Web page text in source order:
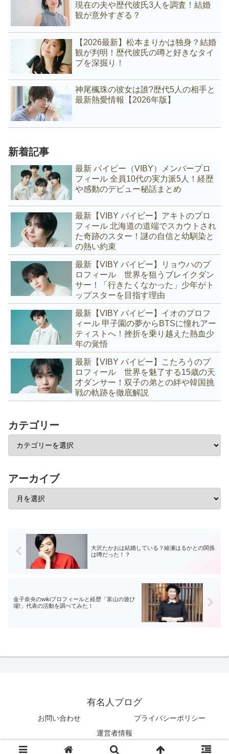
現在の夫や歴代彼氏3人を調査！結婚
観が意外すぎる？
【2026最新】松本まりかは独身？結婚
観が判明！歴代彼氏の噂と好きなタイ
プを深掘り！
神尾楓珠の彼女は誰?歴代5人の相手と
最新熱愛情報【2026年版】
新着記事
最新 バイビー（VIBY）メンバープロ
フィール 全員10代の実力派5人！経歴
や感動のデビュー秘話まとめ
最新【VIBY バイビー】アキトのプロ
フィール 北海道の道端でスカウトされ
た奇跡のスター！謎の自信と幼馴染と
の熱い約束
最新【VIBY バイビー】リョウハのプ
ロフィール 世界を狙うブレイクダン
サー！「行きたくなかった」少年がト
ップスターを目指す理由
最新【VIBY バイビー】イオのプロフ
ィール 甲子園の夢からBTSに憧れアー
ティストへ！挫折を乗り越えた熱血少
年の覚悟
最新【VIBY バイビー】こたろうのプ
ロフィール 世界を魅了する15歳の天
才ダンサー！双子の弟との絆や韓国挑
戦の軌跡を徹底解説
カテゴリー
アーカイブ
大沢たかおは結婚している？綾瀬はるかとの関係
は噂だった！？
金子奈央のwikiプロフィールと経歴「富山の遊び
場!」代表の活動を調べてみた！
有名人ブログ
お問い合わせ
プライバシーポリシー
運営者情報
© 2023 有名人ブログ.